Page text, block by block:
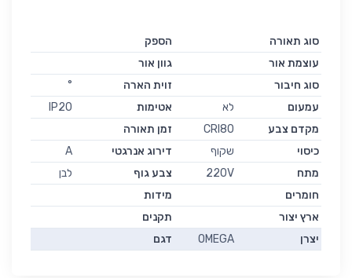
סוג תאורה
הספק
עוצמת אור
גוון אור
סוג חיבור
זוית הארה
°
עמעום
לא אטימות
IP20
מקדם צבע
CRI80
זמן תאורה
כיסוי
שקוף דירוג אנרגטי
A
מתח
220V צבע גוף
לבן
חומרים
מידות
ארץ יצור
תקנים
יצרן
OMEGA דגם